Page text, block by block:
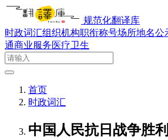
规范化翻译库
时政词汇组织机构职衔称号场所地名公
通商业服务医疗卫生
首页
时政词汇
中国人民抗日战争胜